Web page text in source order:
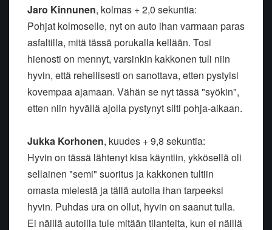
Jaro Kinnunen, kolmas + 2,0 sekuntia:
Pohjat kolmoselle, nyt on auto ihan varmaan paras
asfaltilla, mitä tässä porukalla kellään. Tosi
hienosti on mennyt, varsinkin kakkonen tuli niin
hyvin, että rehellisesti on sanottava, etten pystyisi
kovempaa ajamaan. Vähän se nyt tässä "syökin",
etten niin hyvällä ajolla pystynyt silti pohja-aikaan.
Jukka Korhonen, kuudes + 9,8 sekuntia:
Hyvin on tässä lähtenyt kisa käyntiin, ykkösellä oli
sellainen "semi" suoritus ja kakkonen tultiin
omasta mielestä ja tällä autolla ihan tarpeeksi
hyvin. Puhdas ura on ollut, hyvin on saanut tulla.
Ei näillä autoilla tule mitään tilanteita, kun ei näillä